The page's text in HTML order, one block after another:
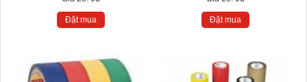
Đặt mua Đặt mua